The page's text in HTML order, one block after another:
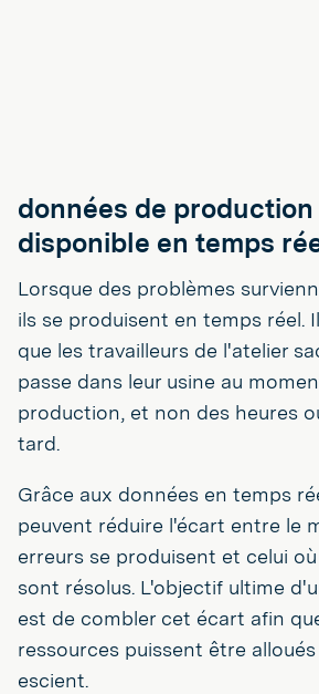
données de
disponible en temps
Lorsque des problèmes
ils se produisent en temps réel.
que les travailleurs de l'atelier
passe dans leur usine au
production, et non des heures
tard.
Grâce aux données en temps
peuvent réduire l'écart entre le
erreurs se produisent et celui
sont résolus. L'objectif ultime
est de combler cet écart afin
ressources puissent être
escient.